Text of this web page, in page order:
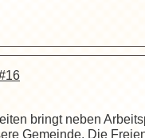
bringt neben
Gemeinde. Die